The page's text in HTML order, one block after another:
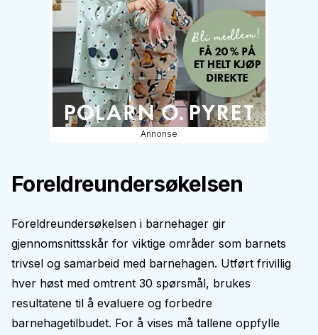
Annonse
Foreldreundersøkelsen
Foreldreundersøkelsen i barnehager gir
gjennomsnittsskår for viktige områder som barnets
trivsel og samarbeid med barnehagen. Utført frivillig
hver høst med omtrent 30 spørsmål, brukes
resultatene til å evaluere og forbedre
barnehagetilbudet. For å vises må tallene oppfylle